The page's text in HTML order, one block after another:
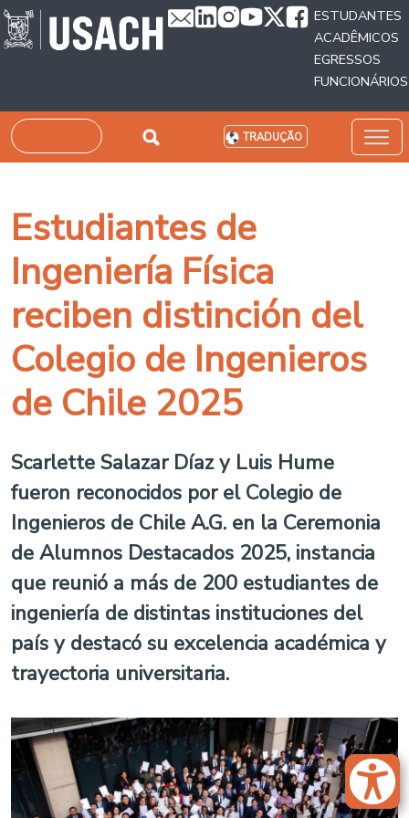
Passar para o conteúdo principal
ESTUDANTES
ACADÊMICOS
EGRESSOS
FUNCIONÁRIOS
Pesquisar TRADUÇÃO
Estudiantes de
Ingeniería Física
reciben distinción del
Colegio de Ingenieros
de Chile 2025
Scarlette Salazar Díaz y Luis Hume
fueron reconocidos por el Colegio de
Ingenieros de Chile A.G. en la Ceremonia
de Alumnos Destacados 2025, instancia
que reunió a más de 200 estudiantes de
ingeniería de distintas instituciones del
país y destacó su excelencia académica y
trayectoria universitaria.